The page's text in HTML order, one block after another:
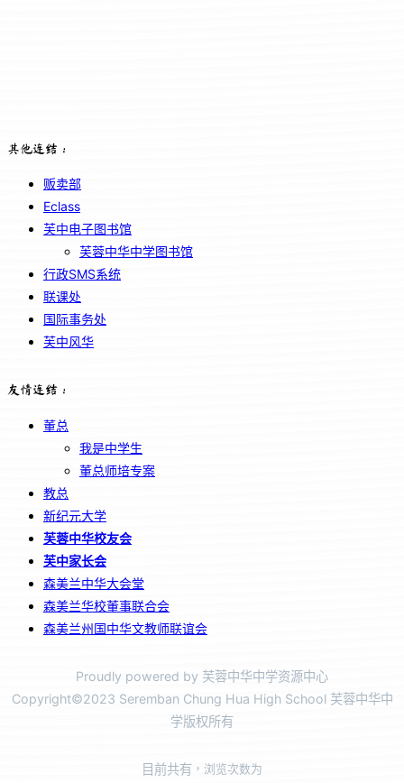
其他连结：
贩卖部
Eclass
芙中电子图书馆
芙蓉中华中学图书馆
行政SMS系统
联课处
国际事务处
芙中风华
友情连结：
董总
我是中学生
董总师培专案
教总
新纪元大学
芙蓉中华校友会
芙中家长会
森美兰中华大会堂
森美兰华校董事联合会
森美兰州国中华文教师联谊会
Proudly powered by 芙蓉中华中学资源中心
Copyright©2023 Seremban Chung Hua High School 芙蓉中华中
学版权所有
目前共有 ，浏览次数为